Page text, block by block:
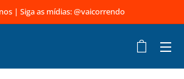
| Siga as mídias: @vaicorrendo